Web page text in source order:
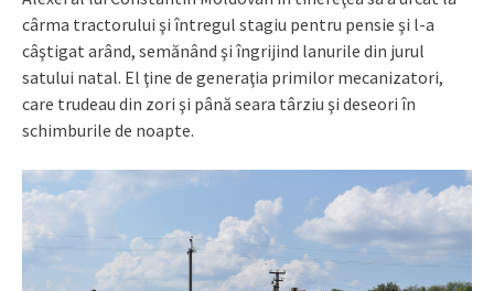
cârma tractorului şi întregul stagiu pentru pensie şi l-a
câştigat arând, semănând şi îngrijind lanurile din jurul
satului natal. El ţine de generaţia primilor mecanizatori,
care trudeau din zori şi până seara târziu şi deseori în
schimburile de noapte.